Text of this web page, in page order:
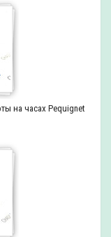
на часах Pequignet